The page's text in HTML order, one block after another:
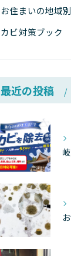
お住まいの地域別
カビ対策ブック
最近の投稿